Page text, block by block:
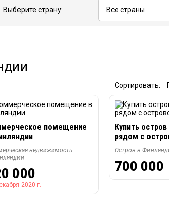
Выберите страну:
Сортировать:
помещение
недвижимость
000
2020 г.
Купить
рядом с
Остров в
700 000